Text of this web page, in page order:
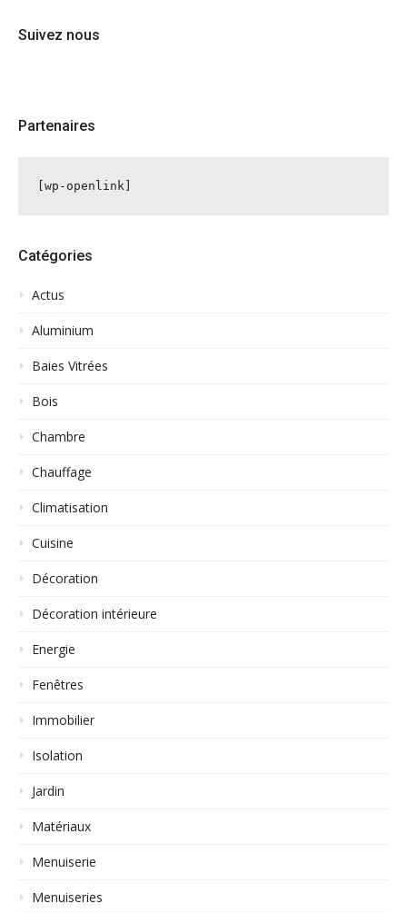
Suivez nous
Partenaires
[wp-openlink]
Catégories
Actus
Aluminium
Baies Vitrées
Bois
Chambre
Chauffage
Climatisation
Cuisine
Décoration
Décoration intérieure
Energie
Fenêtres
Immobilier
Isolation
Jardin
Matériaux
Menuiserie
Menuiseries